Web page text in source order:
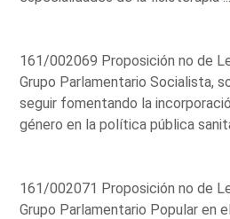
161/002069 Proposición no de
Grupo Parlamentario Socialista,
seguir fomentando la
género en la política pública
161/002071 Proposición no de
Grupo Parlamentario Popular en